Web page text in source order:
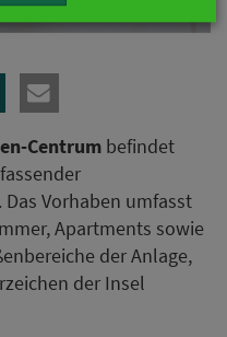
IFA by Lopesan Hotels
Centrum befindet
Vorhaben umfasst
Apartments sowie
der Anlage,
der Insel
nicht